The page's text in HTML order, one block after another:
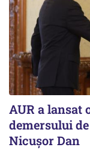
AUR a lansat
demersului
Nicușor Dan